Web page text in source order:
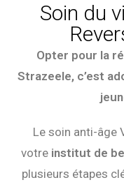
Soin du
Opter pour la
Strazeele, c’est
Le soin anti-âge
votre institut de
plusieurs étapes